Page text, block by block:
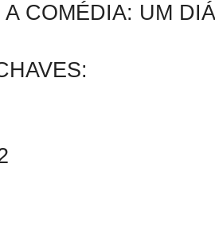
COMÉDIA: UM